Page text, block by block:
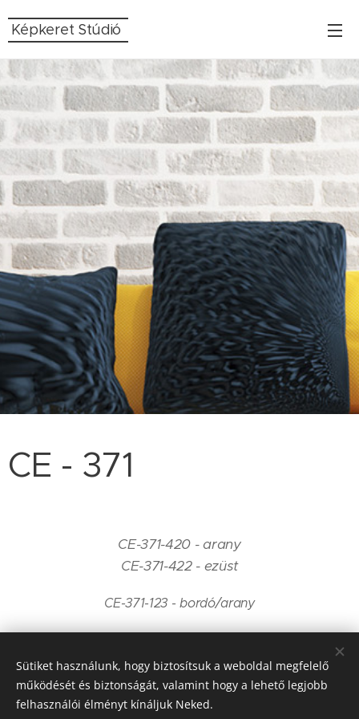
Képkeret Stúdió
CE - 371
CE-371-420 - arany
CE-371-422 - ezüst
CE-371-123 - bordó/arany
CE - 371
- 420
CE - 371
- 422
Sütiket használunk, hogy biztosítsuk a weboldal megfelelő
működését és biztonságát, valamint hogy a lehető legjobb
felhasználói élményt kínáljuk Neked.